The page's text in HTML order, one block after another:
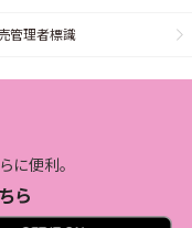
管理者標識
に便利。
ら